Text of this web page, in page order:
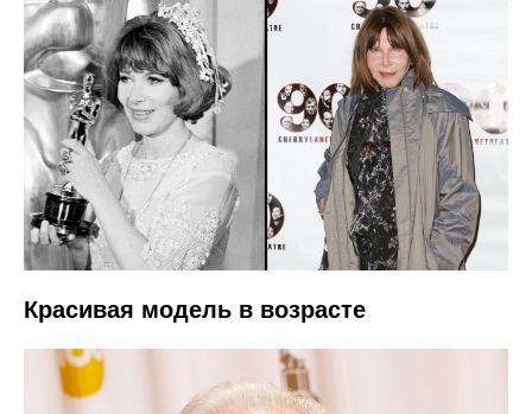
Красивая модель в возрасте